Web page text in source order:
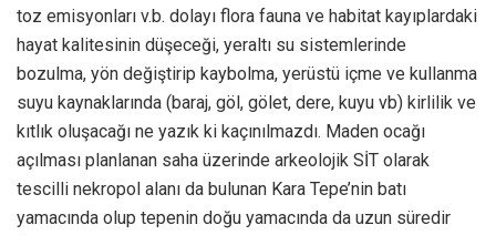
toz emisyonları v.b. dolayı flora fauna ve habitat kayıplardaki
hayat kalitesinin düşeceği, yeraltı su sistemlerinde
bozulma, yön değiştirip kaybolma, yerüstü içme ve kullanma
suyu kaynaklarında (baraj, göl, gölet, dere, kuyu vb) kirlilik ve
kıtlık oluşacağı ne yazık ki kaçınılmazdı. Maden ocağı
açılması planlanan saha üzerinde arkeolojik SİT olarak
tescilli nekropol alanı da bulunan Kara Tepe’nin batı
yamacında olup tepenin doğu yamacında da uzun süredir